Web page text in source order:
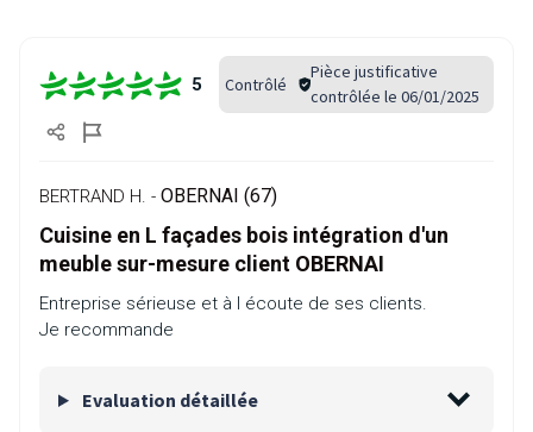
5 Contrôlé
Pièce justificative
contrôlée le 06/01/2025
BERTRAND H. - OBERNAI (67)
Cuisine en L façades bois intégration d'un
meuble sur-mesure client OBERNAI
Entreprise sérieuse et à l écoute de ses clients.
Je recommande
Evaluation détaillée